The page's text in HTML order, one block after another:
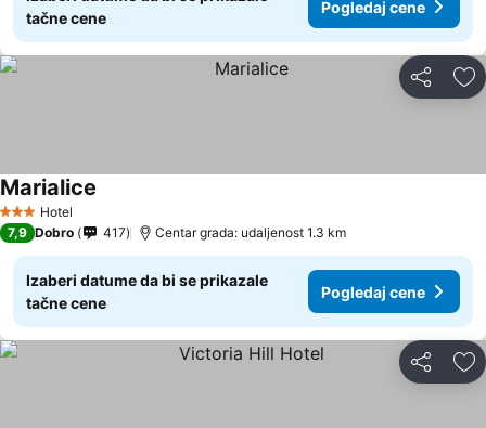
tačne cene
Pogledaj cene
Deli
3 Zvezdice
Hotel
Marialice
7,9 Dobro 417 Centar grada: udaljenost 1.3 km
Izaberi datume da bi se prikazale
tačne cene
Pogledaj cene
Deli